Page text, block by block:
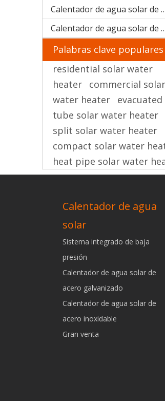
Calentador de agua
Calentador de agua
Palabras clave populares
residential solar water
heater
commercial solar
water heater
evacuated
tube solar water heater
split solar water heater
compact solar water
heat pipe solar water
Calentador de agua
solar
Sistema integrado de baja
presión
Calentador de agua solar de
acero galvanizado
Calentador de agua solar de
acero inoxidable
Gran venta